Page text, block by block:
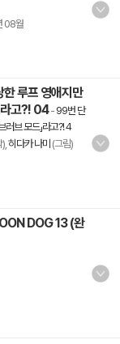
08월
루프 영애지만
라고?! 04- 99번 단
러브 모드」라고?! 4
히다카 나미 (그림)
DOG 13 (완